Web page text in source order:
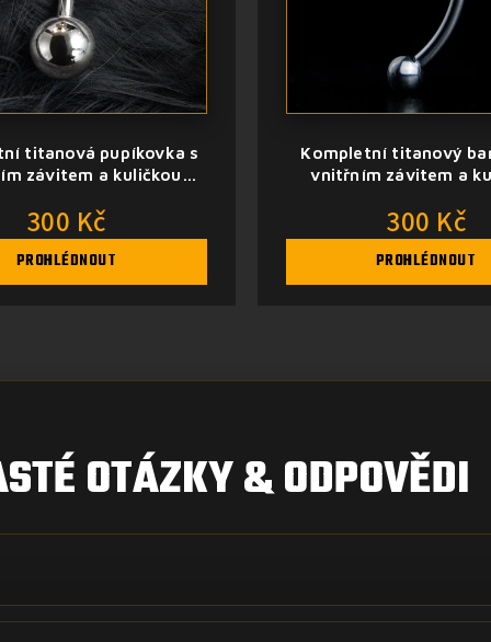
titanová pupíkovka s
závitem a kuličkou
300 Kč
PROHLÉDNOUT
Kompletní titanový
vnitřním závitem a
300 Kč
PROHLÉDNOUT
OTÁZKY & ODPOVĚDI